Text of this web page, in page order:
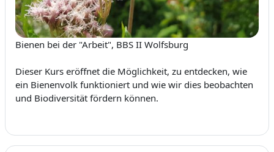
Bienen bei der "Arbeit", BBS II Wolfsburg
Dieser Kurs eröffnet die Möglichkeit, zu entdecken, wie
ein Bienenvolk funktioniert und wie wir dies beobachten
und Biodiversität fördern können.